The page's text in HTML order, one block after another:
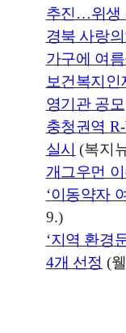
추진 …위생
경북 사랑
가구에 여
보건복지인
영기관 공모
충청권역
실시 (복지
개그우먼
‘이동약자
9.)
‘지역 환경
4개 선정 (